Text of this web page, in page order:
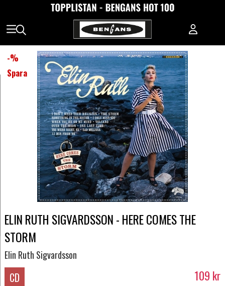
-%
Spara
ELIN RUTH SIGVARDSSON - HERE COMES THE
STORM
Elin Ruth Sigvardsson
CD 109 kr